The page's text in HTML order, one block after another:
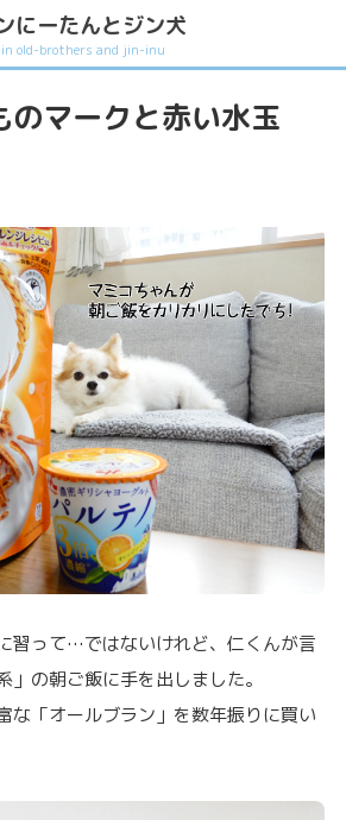
にーたんとジン犬
old-brothers and jin-inu
のマークと赤い水玉
習って…ではないけれど、仁くんが言
」の朝ご飯に手を出しました。
な「オールブラン」を数年振りに買い